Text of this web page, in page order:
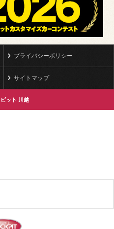
プライバシーポリシー
サイトマップ
ット 川越